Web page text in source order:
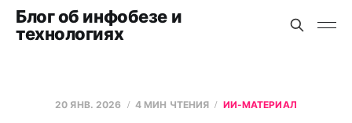
Блог об инфобезе и
технологиях
20 ЯНВ. 2026 4 МИН ЧТЕНИЯ ИИ-МАТЕРИАЛ